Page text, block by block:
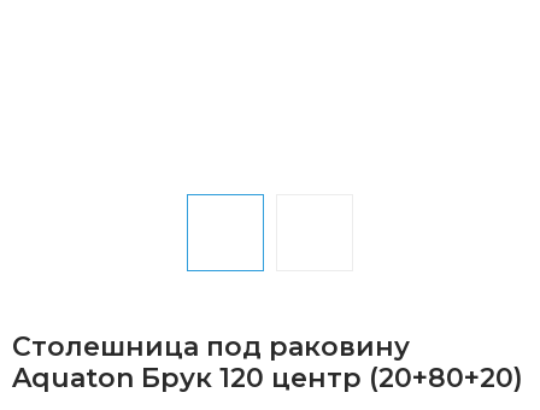
Столешница под раковину
Aquaton Брук 120 центр (20+80+20)